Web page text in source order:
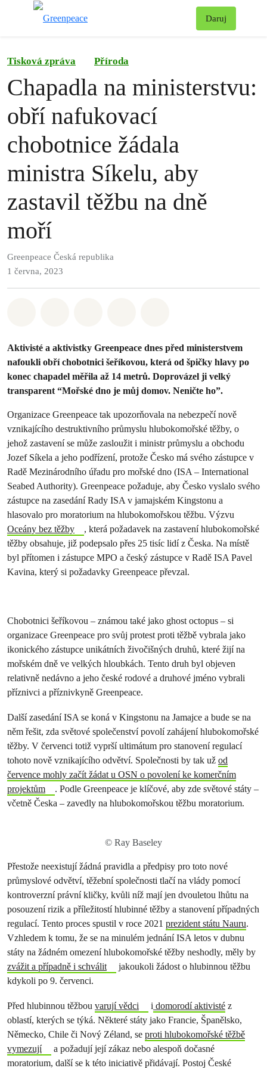
Daruj
Tisková zpráva Příroda
Chapadla na ministerstvu:
obří nafukovací
chobotnice žádala
ministra Síkelu, aby
zastavil těžbu na dně
moří
Greenpeace Česká republika
1 června, 2023
Aktivisté a aktivistky Greenpeace dnes před ministerstvem
nafoukli obří chobotnici šeříkovou, která od špičky hlavy po
konec chapadel měřila až 14 metrů. Doprovázel ji velký
transparent “Mořské dno je můj domov. Neničte ho”.
Organizace Greenpeace tak upozorňovala na nebezpečí nově
vznikajícího destruktivního průmyslu hlubokomořské těžby, o
jehož zastavení se může zasloužit i ministr průmyslu a obchodu
Jozef Síkela a jeho podřízení, protože Česko má svého zástupce v
Radě Mezinárodního úřadu pro mořské dno (ISA – International
Seabed Authority). Greenpeace požaduje, aby Česko vyslalo svého
zástupce na zasedání Rady ISA v jamajském Kingstonu a
hlasovalo pro moratorium na hlubokomořskou těžbu. Výzvu
Oceány bez těžby
, která požadavek na zastavení hlubokomořské
těžby obsahuje, již podepsalo přes 25 tisíc lidí z Česka. Na místě
byl přítomen i zástupce MPO a český zástupce v Radě ISA Pavel
Kavina, který si požadavky Greenpeace převzal.
Chobotnici šeříkovou – známou také jako ghost octopus – si
organizace Greenpeace pro svůj protest proti těžbě vybrala jako
ikonického zástupce unikátních živočišných druhů, které žijí na
mořském dně ve velkých hloubkách. Tento druh byl objeven
relativně nedávno a jeho české rodové a druhové jméno vybrali
příznivci a příznivkyně Greenpeace.
Další zasedání ISA se koná v Kingstonu na Jamajce a bude se na
něm řešit, zda světové společenství povolí zahájení hlubokomořské
těžby. V červenci totiž vyprší ultimátum pro stanovení regulací
tohoto nově vznikajícího odvětví. Společnosti by tak už od
července mohly začít žádat u OSN o povolení ke komerčním
projektům
. Podle Greenpeace je klíčové, aby zde světové státy –
včetně Česka – zavedly na hlubokomořskou těžbu moratorium.
© Ray Baseley
Přestože neexistují žádná pravidla a předpisy pro toto nové
průmyslové odvětví, těžební společnosti tlačí na vlády pomocí
kontroverzní právní kličky, kvůli níž mají jen dvouletou lhůtu na
posouzení rizik a příležitostí hlubinné těžby a stanovení případných
regulací. Tento proces spustil v roce 2021 prezident státu Nauru.
Vzhledem k tomu, že se na minulém jednání ISA letos v dubnu
státy na žádném omezení hlubokomořské těžby neshodly, měly by
zvážit a případně i schválit
jakoukoli žádost o hlubinnou těžbu
kdykoli po 9. červenci.
Před hlubinnou těžbou varují vědci idomorodí aktivistéz
oblastí, kterých se týká. Některé státy jako Francie, Španělsko,
Německo, Chile či Nový Zéland, se proti hlubokomořské těžbě
vymezují
a požadují její zákaz nebo alespoň dočasné
moratorium, další se k této iniciativě přidávají. Postoj České